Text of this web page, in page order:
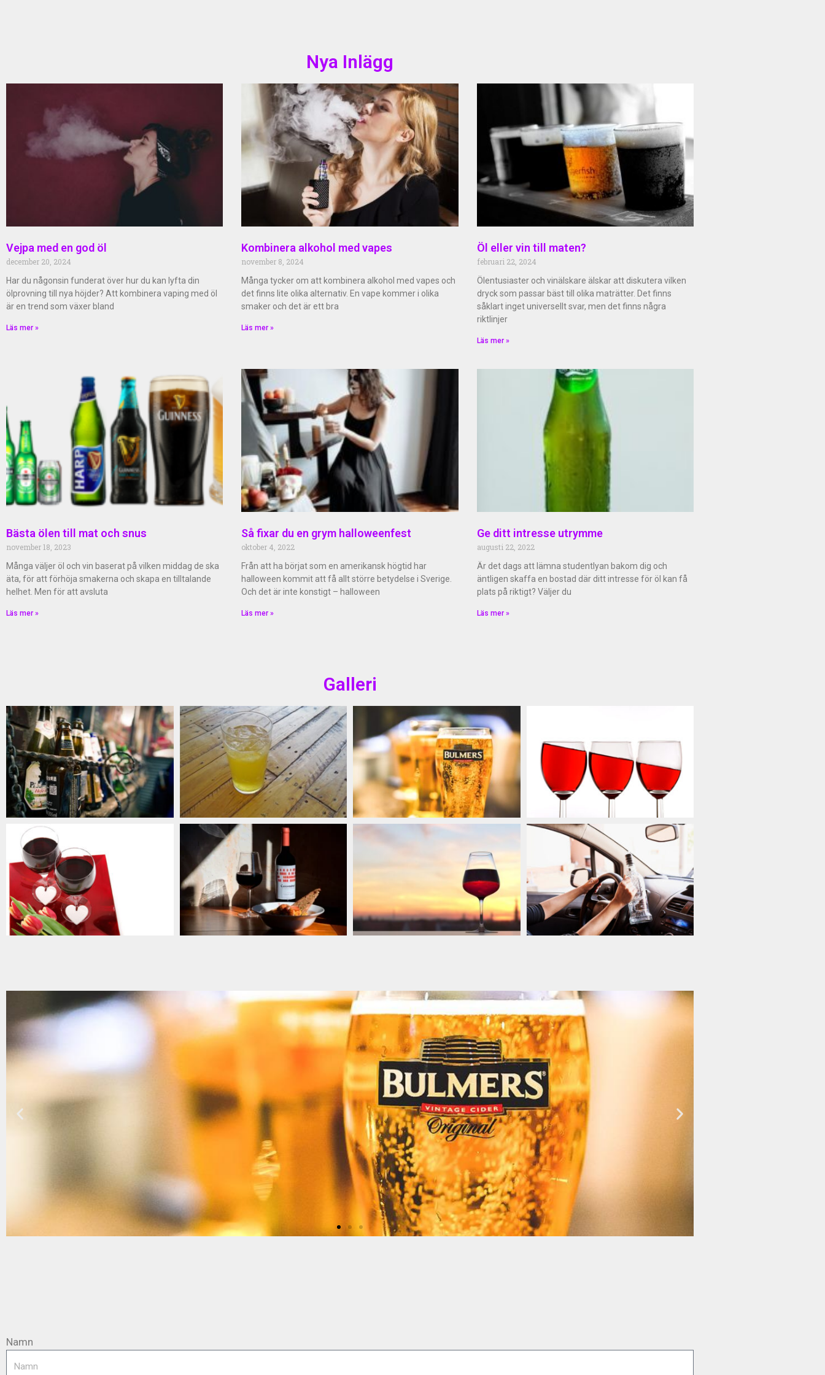
Nya Inlägg
Vejpa med en god öl
december 20, 2024
Har du någonsin funderat över hur du kan lyfta din
ölprovning till nya höjder? Att kombinera vaping med öl
är en trend som växer bland
Läs mer »
Kombinera alkohol med vapes
november 8, 2024
Många tycker om att kombinera alkohol med vapes och
det finns lite olika alternativ. En vape kommer i olika
smaker och det är ett bra
Läs mer »
Öl eller vin till maten?
februari 22, 2024
Ölentusiaster och vinälskare älskar att diskutera vilken
dryck som passar bäst till olika maträtter. Det finns
såklart inget universellt svar, men det finns några
riktlinjer
Läs mer »
Bästa ölen till mat och snus
november 18, 2023
Många väljer öl och vin baserat på vilken middag de ska
äta, för att förhöja smakerna och skapa en tilltalande
helhet. Men för att avsluta
Läs mer »
Så fixar du en grym halloweenfest
oktober 4, 2022
Från att ha börjat som en amerikansk högtid har
halloween kommit att få allt större betydelse i Sverige.
Och det är inte konstigt – halloween
Läs mer »
Ge ditt intresse utrymme
augusti 22, 2022
Är det dags att lämna studentlyan bakom dig och
äntligen skaffa en bostad där ditt intresse för öl kan få
plats på riktigt? Väljer du
Läs mer »
Galleri
Namn